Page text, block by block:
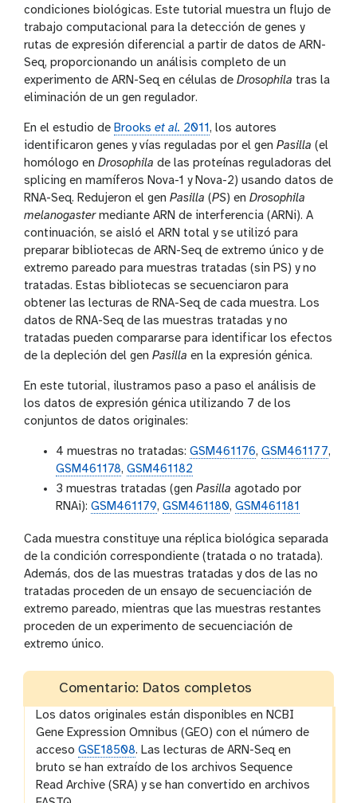
condiciones biológicas. Este tutorial muestra un flujo de
trabajo computacional para la detección de genes y
rutas de expresión diferencial a partir de datos de ARN-
Seq, proporcionando un análisis completo de un
experimento de ARN-Seq en células de Drosophila tras la
eliminación de un gen regulador.
En el estudio de Brooks et al. 2011, los autores
identificaron genes y vías reguladas por el gen Pasilla (el
homólogo en Drosophila de las proteínas reguladoras del
splicing en mamíferos Nova-1 y Nova-2) usando datos de
RNA-Seq. Redujeron el gen Pasilla (PS) en Drosophila
melanogastermediante ARN de interferencia (ARNi). A
continuación, se aisló el ARN total y se utilizó para
preparar bibliotecas de ARN-Seq de extremo único y de
extremo pareado para muestras tratadas (sin PS) y no
tratadas. Estas bibliotecas se secuenciaron para
obtener las lecturas de RNA-Seq de cada muestra. Los
datos de RNA-Seq de las muestras tratadas y no
tratadas pueden compararse para identificar los efectos
de la depleción del gen Pasilla en la expresión génica.
En este tutorial, ilustramos paso a paso el análisis de
los datos de expresión génica utilizando 7 de los
conjuntos de datos originales:
4 muestras no tratadas: GSM461176, GSM461177,
GSM461178, GSM461182
3 muestras tratadas (gen Pasilla agotado por
RNAi): GSM461179, GSM461180, GSM461181
Cada muestra constituye una réplica biológica separada
de la condición correspondiente (tratada o no tratada).
Además, dos de las muestras tratadas y dos de las no
tratadas proceden de un ensayo de secuenciación de
extremo pareado, mientras que las muestras restantes
proceden de un experimento de secuenciación de
extremo único.
Comentario: Datos completos
Los datos originales están disponibles en NCBI
Gene Expression Omnibus (GEO) con el número de
accesoGSE18508. Las lecturas de ARN-Seq en
bruto se han extraído de los archivos Sequence
Read Archive (SRA) y se han convertido en archivos